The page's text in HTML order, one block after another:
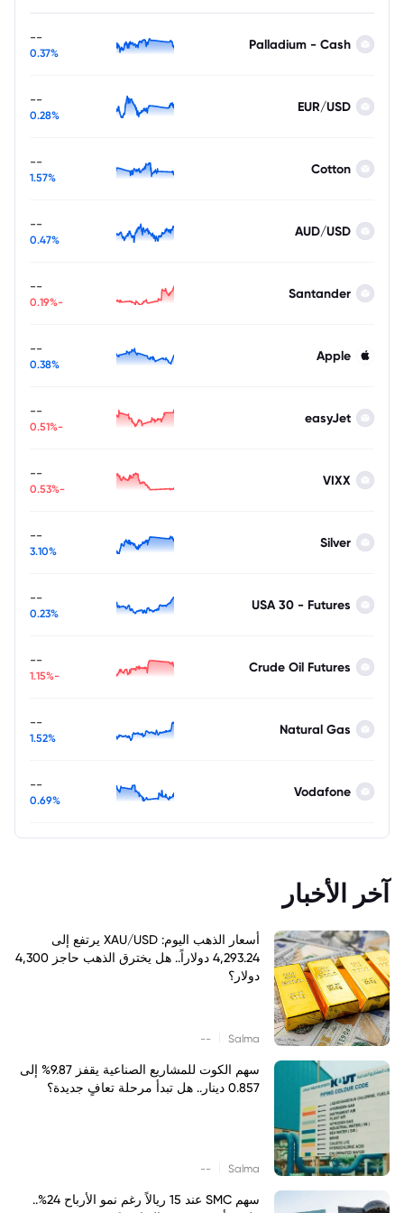
Palladium - Cash
--
0.37%
EUR/USD
--
0.28%
Cotton
--
1.57%
AUD/USD
--
0.47%
Santander
--
-0.19%
Apple
--
0.38%
easyJet
--
-0.51%
VIXX
--
-0.53%
Silver
--
3.10%
USA 30 - Futures
--
0.23%
Crude Oil Futures
--
-1.15%
Natural Gas
--
1.52%
Vodafone
--
0.69%
آخر الأخبار
أسعار الذهب اليوم: XAU/USD يرتفع إلى
4,293.24 دولاراً.. هل يخترق الذهب حاجز 4,300
دولار؟
Salma
--
سهم الكوت للمشاريع الصناعية يقفز 9.87% إلى
0.857 دينار.. هل تبدأ مرحلة تعافٍ جديدة؟
Salma
--
سهم SMC عند 15 ريالاً رغم نمو الأرباح 24%..